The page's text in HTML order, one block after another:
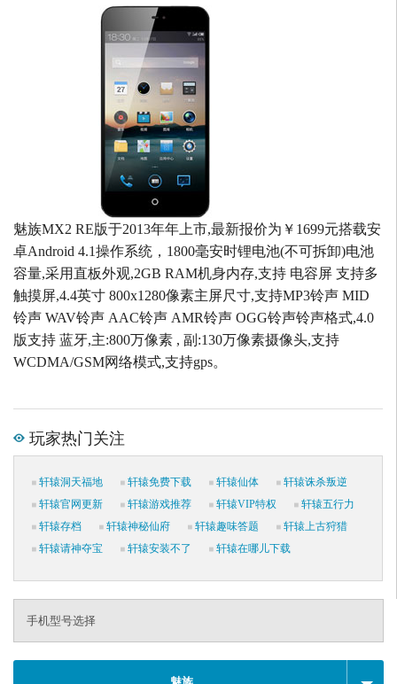
魅族MX2 RE版于2013年年上市,最新报价为￥1699元搭载安
卓Android 4.1操作系统，1800毫安时锂电池(不可拆卸)电池
容量,采用直板外观,2GB RAM机身内存,支持 电容屏 支持多
触摸屏,4.4英寸 800x1280像素主屏尺寸,支持MP3铃声 MID
铃声 WAV铃声 AAC铃声 AMR铃声 OGG铃声铃声格式,4.0
版支持 蓝牙,主:800万像素 , 副:130万像素摄像头,支持
WCDMA/GSM网络模式,支持gps。
玩家热门关注
轩辕洞天福地 轩辕免费下载 轩辕仙体
轩辕诛杀叛逆
轩辕官网更新
轩辕游戏推荐 轩辕VIP特权
轩辕五行力
轩辕存档
轩辕神秘仙府 轩辕趣味答题
轩辕上古狩猎
轩辕请神夺宝
轩辕安装不了 轩辕在哪儿下载
手机型号选择